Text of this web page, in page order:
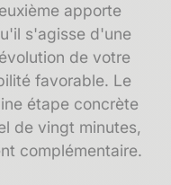
apporte
s'agisse d'une
de votre
favorable. Le
étape concrète
de vingt minutes,
complémentaire.